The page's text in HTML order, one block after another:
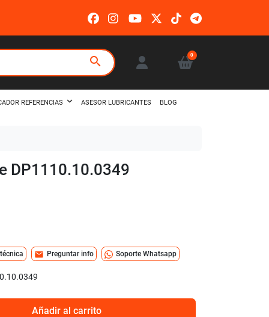
search 0
REFERENCIAS ASESOR LUBRICANTES BLOG
DP1110.10.0349
mail Preguntar info Soporte Whatsapp
Añadir al carrito